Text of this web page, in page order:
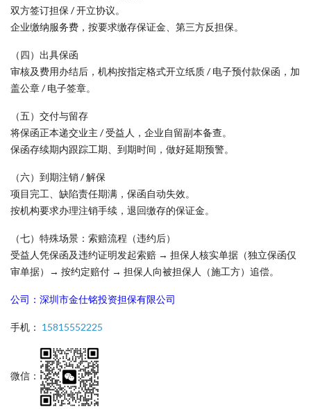
双方签订担保 / 开立协议。
企业缴纳服务费，按要求缴存保证金、第三方反担保。
（四）出具保函
审核及费用办结后，机构按指定格式开立纸质 / 电子预付款保函，加
盖公章 / 电子签章。
（五）交付与留存
将保函正本递交业主 / 受益人，企业自留副本备查。
保函存续期内跟踪工期、到期时间，做好延期预警。
（六）到期注销 / 解保
项目完工、缺陷责任期满，保函自动失效。
按机构要求办理注销手续，退回缴存的保证金。
（七）特殊场景：索赔流程（违约后）
受益人凭保函及违约证明发起索赔 → 担保人核实单据（独立保函仅
审单据）→ 按约定赔付 → 担保人向被担保人（施工方）追偿。
公司：深圳市金仕铭投资担保有限公司
手机： 15815552225
微信：